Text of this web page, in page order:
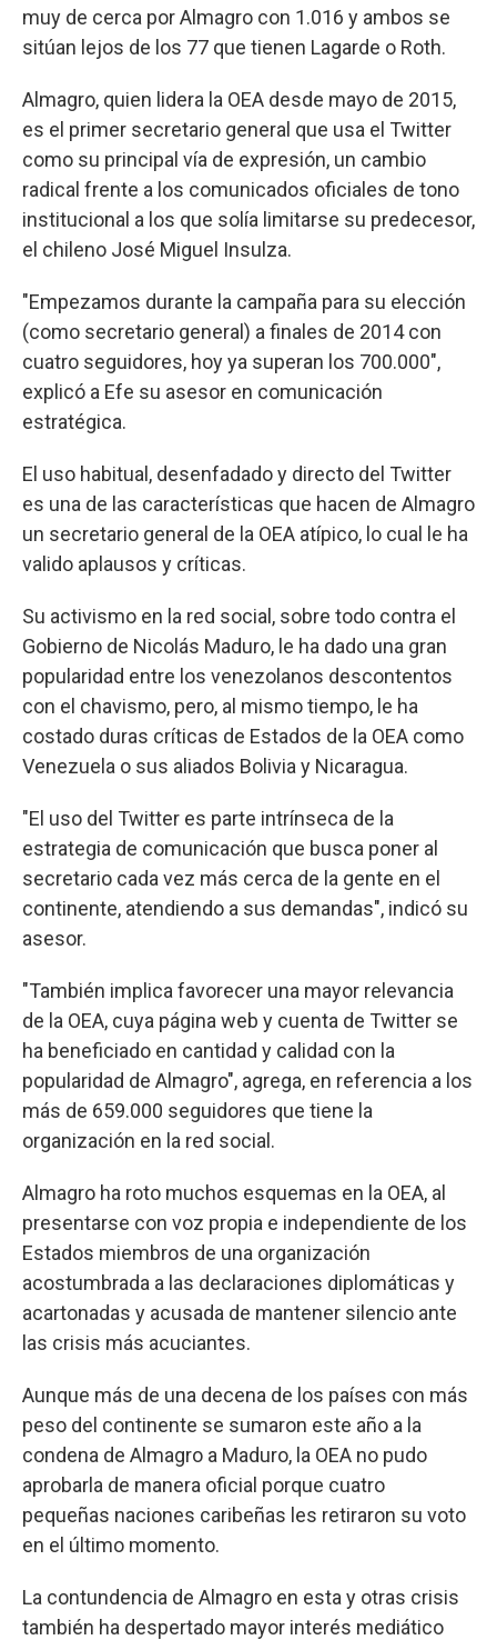
muy de cerca por Almagro con 1.016 y ambos se
sitúan lejos de los 77 que tienen Lagarde o Roth.
Almagro, quien lidera la OEA desde mayo de 2015,
es el primer secretario general que usa el Twitter
como su principal vía de expresión, un cambio
radical frente a los comunicados oficiales de tono
institucional a los que solía limitarse su predecesor,
el chileno José Miguel Insulza.
"Empezamos durante la campaña para su elección
(como secretario general) a finales de 2014 con
cuatro seguidores, hoy ya superan los 700.000",
explicó a Efe su asesor en comunicación
estratégica.
El uso habitual, desenfadado y directo del Twitter
es una de las características que hacen de Almagro
un secretario general de la OEA atípico, lo cual le ha
valido aplausos y críticas.
Su activismo en la red social, sobre todo contra el
Gobierno de Nicolás Maduro, le ha dado una gran
popularidad entre los venezolanos descontentos
con el chavismo, pero, al mismo tiempo, le ha
costado duras críticas de Estados de la OEA como
Venezuela o sus aliados Bolivia y Nicaragua.
"El uso del Twitter es parte intrínseca de la
estrategia de comunicación que busca poner al
secretario cada vez más cerca de la gente en el
continente, atendiendo a sus demandas", indicó su
asesor.
"También implica favorecer una mayor relevancia
de la OEA, cuya página web y cuenta de Twitter se
ha beneficiado en cantidad y calidad con la
popularidad de Almagro", agrega, en referencia a los
más de 659.000 seguidores que tiene la
organización en la red social.
Almagro ha roto muchos esquemas en la OEA, al
presentarse con voz propia e independiente de los
Estados miembros de una organización
acostumbrada a las declaraciones diplomáticas y
acartonadas y acusada de mantener silencio ante
las crisis más acuciantes.
Aunque más de una decena de los países con más
peso del continente se sumaron este año a la
condena de Almagro a Maduro, la OEA no pudo
aprobarla de manera oficial porque cuatro
pequeñas naciones caribeñas les retiraron su voto
en el último momento.
La contundencia de Almagro en esta y otras crisis
también ha despertado mayor interés mediático